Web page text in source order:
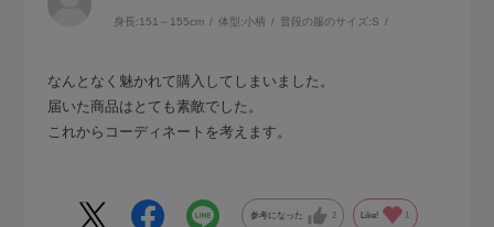
身長:151～155cm 体型:小柄 普段の服のサイズ:S
なんとなく魅かれて購入してしまいました。
届いた商品はとても素敵でした。
これからコーディネートを考えます。
参考になった 2 Like! 1